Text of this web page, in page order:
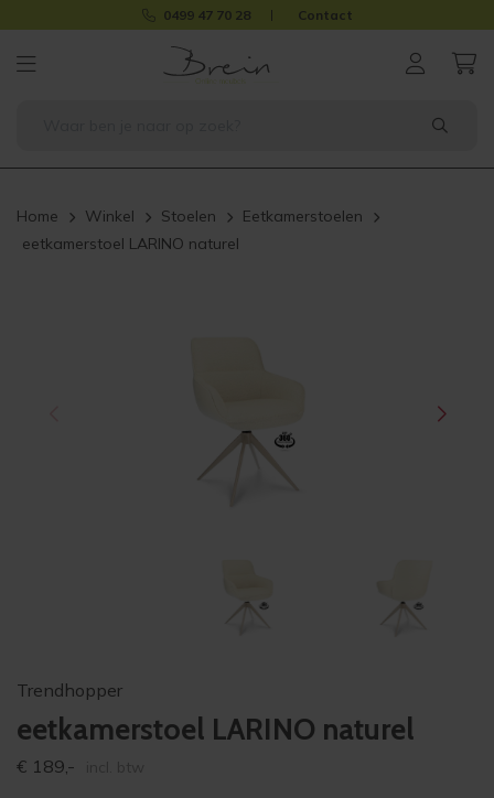
0499 47 70 28 Contact
Home Winkel Stoelen
Eetkamerstoelen
eetkamerstoel LARINO naturel
Trendhopper
eetkamerstoel LARINO naturel
€ 189,-